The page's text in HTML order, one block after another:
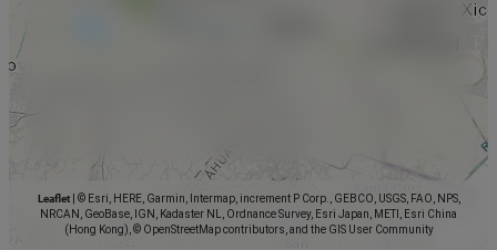
Leaflet
© Esri, HERE, Garmin, Intermap, increment P Corp., GEBCO, USGS, FAO, NPS,
NRCAN, GeoBase, IGN, Kadaster NL, Ordnance Survey, Esri Japan, METI, Esri China
(Hong Kong), © OpenStreetMap contributors, and the GIS User Community